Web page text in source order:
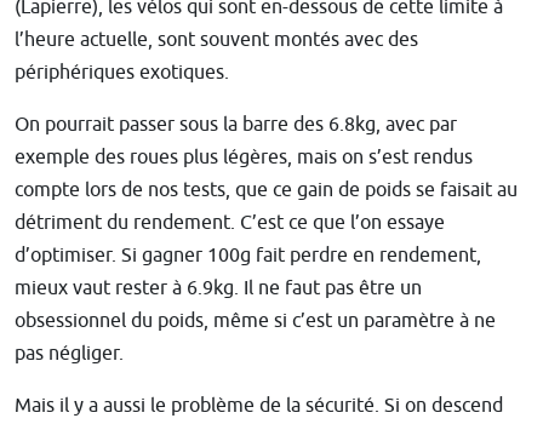
(Lapierre), les vélos qui sont en-dessous de cette limite à
l’heure actuelle, sont souvent montés avec des
périphériques exotiques.
On pourrait passer sous la barre des 6.8kg, avec par
exemple des roues plus légères, mais on s’est rendus
compte lors de nos tests, que ce gain de poids se faisait au
détriment du rendement. C’est ce que l’on essaye
d’optimiser. Si gagner 100g fait perdre en rendement,
mieux vaut rester à 6.9kg. Il ne faut pas être un
obsessionnel du poids, même si c’est un paramètre à ne
pas négliger.
Mais il y a aussi le problème de la sécurité. Si on descend